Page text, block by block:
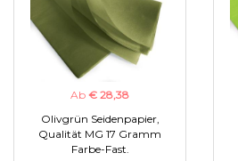
Ab € 28,38
Olivgrün Seidenpapier,
Qualität MG 17 Gramm
Farbe-Fast.